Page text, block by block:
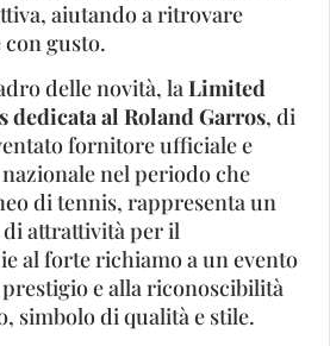
aiutando a ritrovare
con gusto.
delle novità, laLimited
dedicata al Roland Garros, di
fornitore ufficiale e
nel periodo che
di tennis, rappresenta un
attrattività per il
al forte richiamo a un evento
e alla riconoscibilità
simbolo di qualità e stile.